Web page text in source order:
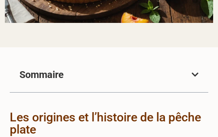
Sommaire
Les origines et l’histoire de la pêche
plate